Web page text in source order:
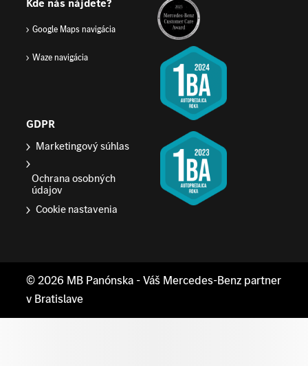
Kde nás nájdete?
Google Maps navigácia
Waze navigácia
GDPR
Marketingový súhlas
Ochrana osobných
údajov
Cookie nastavenia
© 2026 MB Panónska- Váš Mercedes-Benz partner
v Bratislave